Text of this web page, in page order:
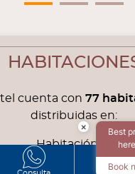
cuenta con 77
distribuidas en:
Habitación
Habitación
×
Best
Book